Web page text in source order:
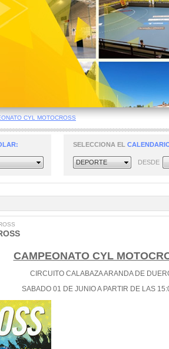
CYL MOTOCROSS
SELECCIONA EL
DEPORTE DESDE
CAMPEONATO CYL
CIRCUITO CALABAZA ARANDA DE
SABADO 01 DE JUNIO A PARTIR DE LAS